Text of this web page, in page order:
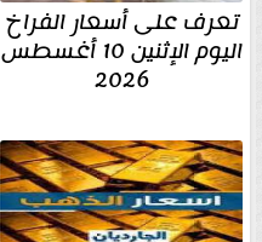
تعرف على أسعار الفراخ
اليوم الإثنين 10 أغسطس
2026